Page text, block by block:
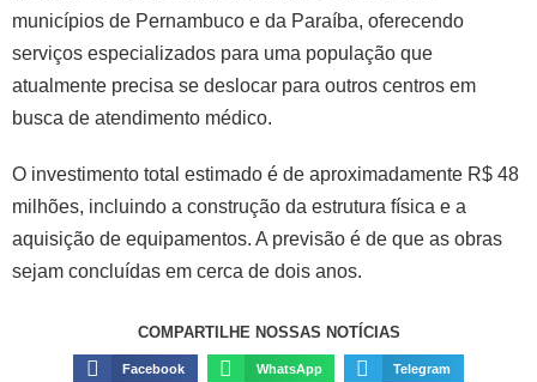
municípios de Pernambuco e da Paraíba, oferecendo
serviços especializados para uma população que
atualmente precisa se deslocar para outros centros em
busca de atendimento médico.
O investimento total estimado é de aproximadamente R$ 48
milhões, incluindo a construção da estrutura física e a
aquisição de equipamentos. A previsão é de que as obras
sejam concluídas em cerca de dois anos.
COMPARTILHE NOSSAS NOTÍCIAS
Facebook WhatsApp Telegram